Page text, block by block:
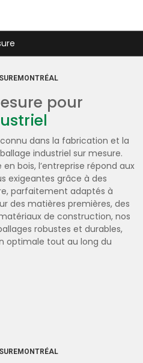
pour
dans la fabrication et la
industriel sur mesure.
bois, l’entreprise répond aux
exigeantes grâce à des
parfaitement adaptés à
des matières premières, des
de construction, nos
robustes et durables,
optimale tout au long du